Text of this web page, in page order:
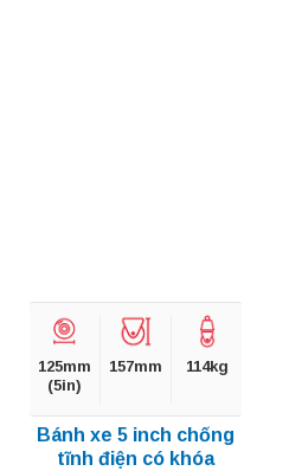
125mm
(5in)
157mm 114kg
Bánh xe 5 inch chống
tĩnh điện có khóa